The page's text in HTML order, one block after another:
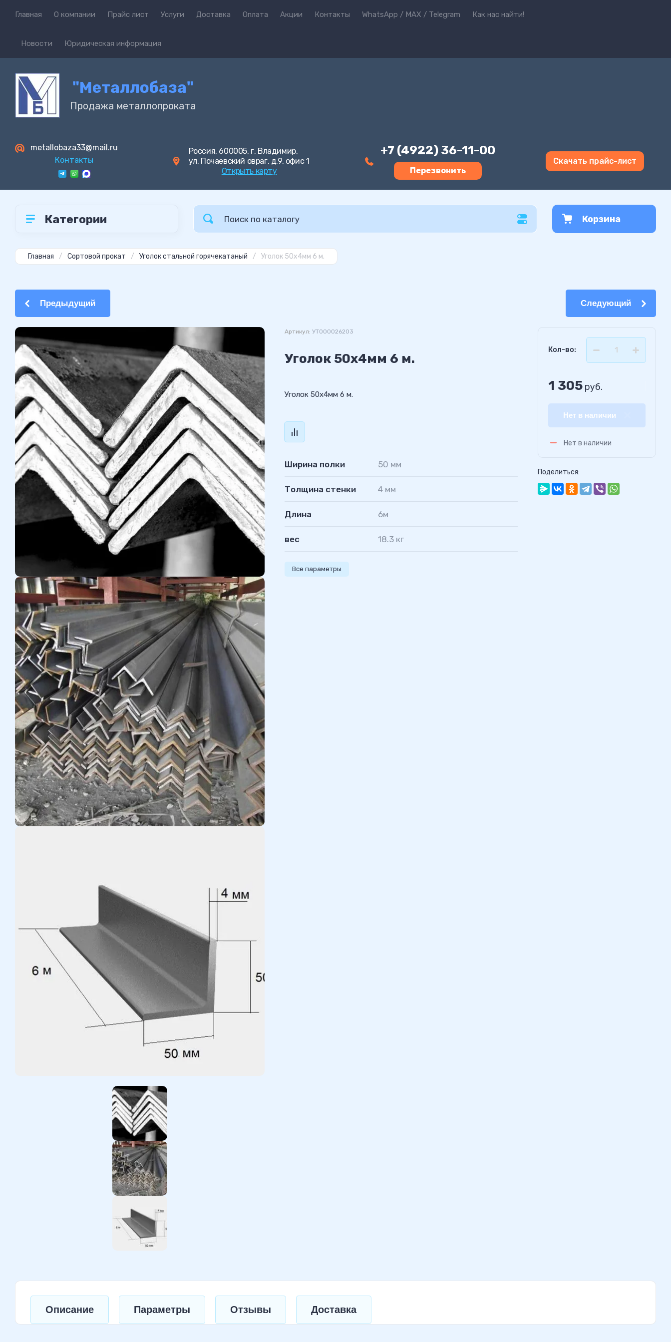
Главная О компании Прайс лист Услуги Доставка Оплата Акции Контакты WhatsApp / MAX / Telegram Как нас найти!
Новости Юридическая информация
"Металлобаза"
Продажа металлопроката
metallobaza33@mail.ru
Контакты
Россия, 600005, г. Владимир,
ул. Почаевский овраг, д.9, офис 1
Открыть карту
+7 (4922) 36-11-00
Перезвонить
Скачать прайс-лист
Категории Корзина
Главная / Сортовой прокат / Уголок стальной горячекатаный / Уголок 50х4мм 6 м.
Предыдущий Следующий
Артикул: УТ000026203
Уголок 50х4мм 6 м.
Уголок 50х4мм 6 м.
Ширина полки 50 мм
Толщина стенки 4 мм
Длина 6м
вес 18.3 кг
Все параметры
Кол-во:
1 305 руб.
Нет в наличии
Нет в наличии
Поделиться:
Описание Параметры Отзывы Доставка